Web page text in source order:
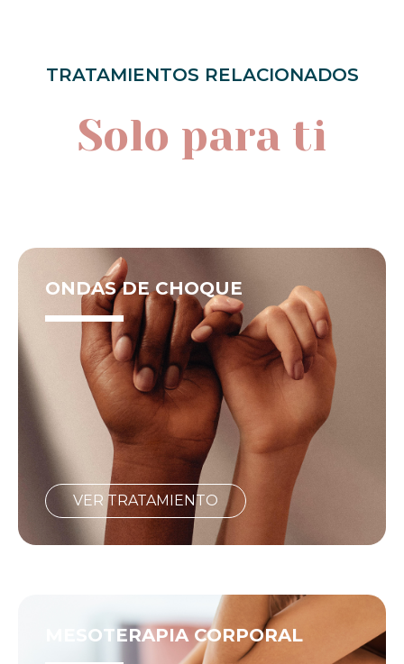
TRATAMIENTOS RELACIONADOS
Solo para ti
ONDAS DE CHOQUE
VER TRATAMIENTO
MESOTERAPIA CORPORAL